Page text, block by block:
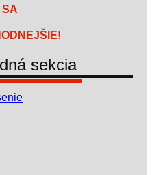
sekcia